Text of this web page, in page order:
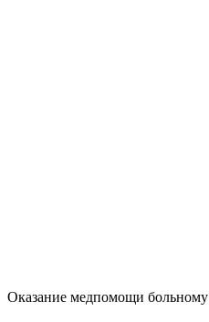
Оказание медпомощи больному